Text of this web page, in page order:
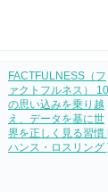
FACTFULNESS（フ
ァクトフルネス） 10
の思い込みを乗り越
え、データを基に世
界を正しく見る習慣
ハンス・ロスリング